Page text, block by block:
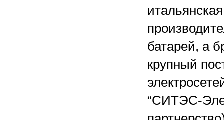
батарей, а
крупный
“СИТЭС-